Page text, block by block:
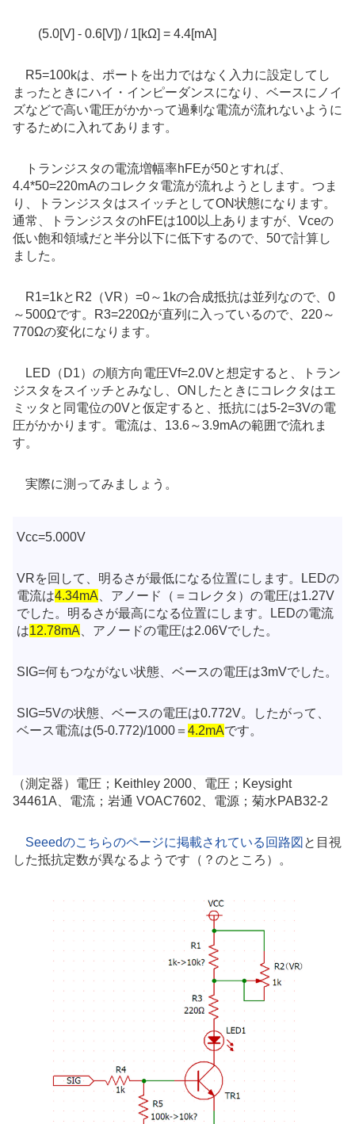
(5.0[V] - 0.6[V]) / 1[kΩ] = 4.4[mA]
R5=100kは、ポートを出力ではなく入力に設定してし
まったときにハイ・インピーダンスになり
ベースにノイ
ズなどで高い電圧がかかって過剰な電流が流れないように
するために入れてあります。
トランジスタの電流増幅率hFEが50とすれば、
4.4*50=220mAのコレクタ電流が流れようとします。つま
り、トランジスタはスイッチとしてON状態になります。
通常、トランジスタのhFEは100以上ありますが、Vceの
低い飽和領域だと半分以下に低下するので、50で計算し
ました。
R1=1kとR2（VR）=0～1kの合成抵抗は並列なので、0
～500Ωです。R3=220Ωが直列に入っているので、220～
770Ωの変化になります。
LED（D1）の順方向電圧Vf=2.0Vと想定すると、トラン
ジスタをスイッチとみなし、ONしたときにコレクタはエ
ミッタと同電位の0Vと仮定すると、抵抗には5-2=3Vの電
圧がかかります。電流は、13.6～3.9mAの範囲で流れま
す。
実際に測ってみましょう。
Vcc=5.000V
VRを回して、明るさが最低になる位置にします。LEDの
電流は4.34mA 、アノード（＝コレクタ）の電圧は1.27V
でした。明るさが最高になる位置にします。LEDの電流
は12.78mA 、アノードの電圧は2.06Vでした。
SIG=何もつながない状態、ベースの電圧は3mVでした。
SIG=5Vの状態、ベースの電圧は0.772V。したがって、
ベース電流は(5-0.772)/1000＝ 4.2mAです。
（測定器）電圧；Keithley 2000、電圧；Keysight
34461A、電流；岩通 VOAC7602、電源；菊水PAB32-2
Seeedのこちらのページに掲載されている回路図 と目視
した抵抗定数が異なるようです（？のところ）。